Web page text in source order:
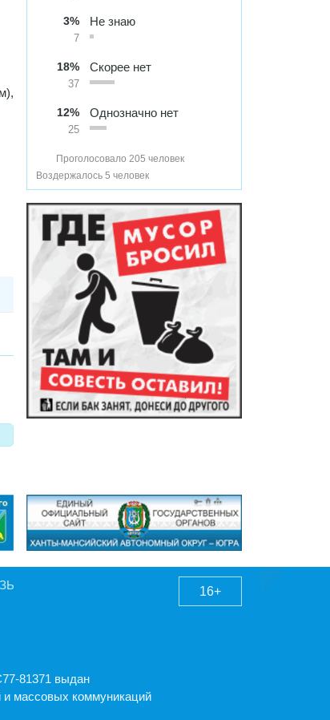
3%
7
Не знаю
18%
37
Скорее нет
12%
25
Однозначно нет
Проголосовало 205 человек
Воздержалось 5 человек
81371 выдан
массовых коммуникаций
16+